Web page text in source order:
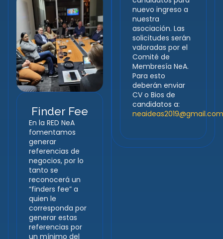
Finder Fee
En la RED NeA
fomentamos
generar
referencias de
negocios, por lo
tanto se
reconocerá un
“finders fee” a
quien le
corresponda por
generar estas
referencias por
un mínimo del
nuevo ingreso a
nuestra
asociación. Las
solicitudes serán
valoradas por el
Comité de
Membresía NeA.
Para esto
deberán enviar
CV o Bios de
candidatos a:
neaideas2019@gmail.com